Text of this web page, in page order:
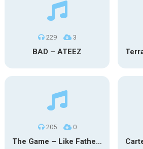
229 3
BAD – ATEEZ
205 0
The Game – Like Father Like Daughter